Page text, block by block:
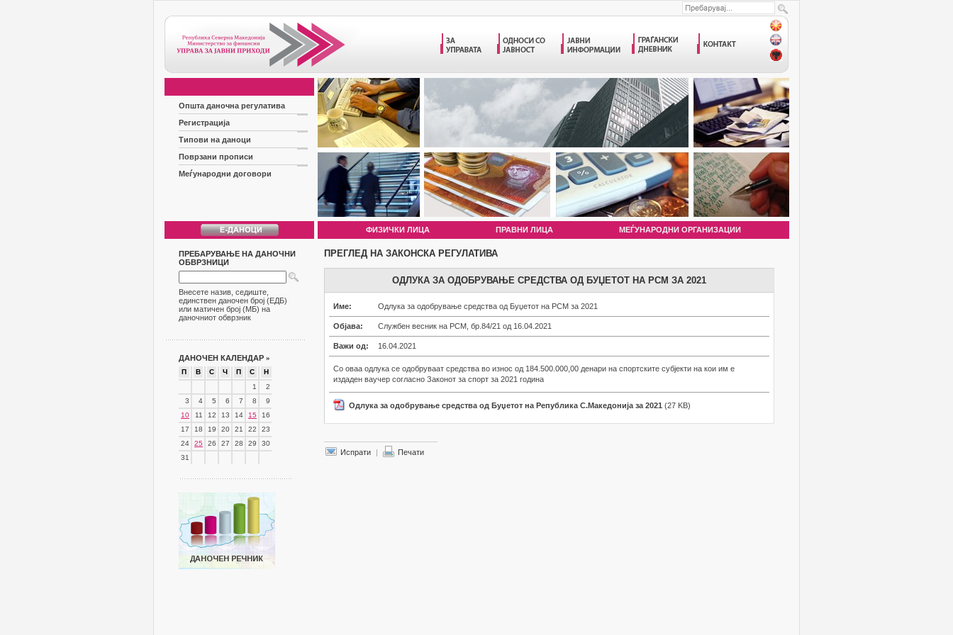
Општа даночна регулатива
Регистрација
Типови на даноци
Поврзани прописи
Меѓународни договори
ФИЗИЧКИ ЛИЦА ПРАВНИ ЛИЦА МЕЃУНАРОДНИ ОРГАНИЗАЦИИ
ПРЕБАРУВАЊЕ НА ДАНОЧНИ
ОБВРЗНИЦИ
Внесете назив, седиште,
единствен даночен број (ЕДБ)
или матичен број (МБ) на
даночниот обврзник
ДАНОЧЕН КАЛЕНДАР »
П В С Ч П С
Н
1
2
3
4 5 6 7 8
9
10
11 12 13 14 15
16
17
18 19 20 21 22
23
24
25 26 27 28 29
30
31
ПРЕГЛЕД НА ЗАКОНСКА РЕГУЛАТИВА
ОДЛУКА ЗА ОДОБРУВАЊЕ СРЕДСТВА ОД БУЏЕТОТ НА РСМ ЗА 2021
Име: Одлука за одобрување средства од Буџетот на РСМ за 2021
Објава: Службен весник на РСМ, бр.84/21 од 16.04.2021
Важи од: 16.04.2021
Со оваа одлука се одобруваат средства во износ од 184.500.000,00 денари на спортските субјекти на кои им е
издаден ваучер согласно Законот за спорт за 2021 година
Одлука за одобрување средства од Буџетот на Република С.Македонија за 2021 (27 KB)
Испрати | Печати